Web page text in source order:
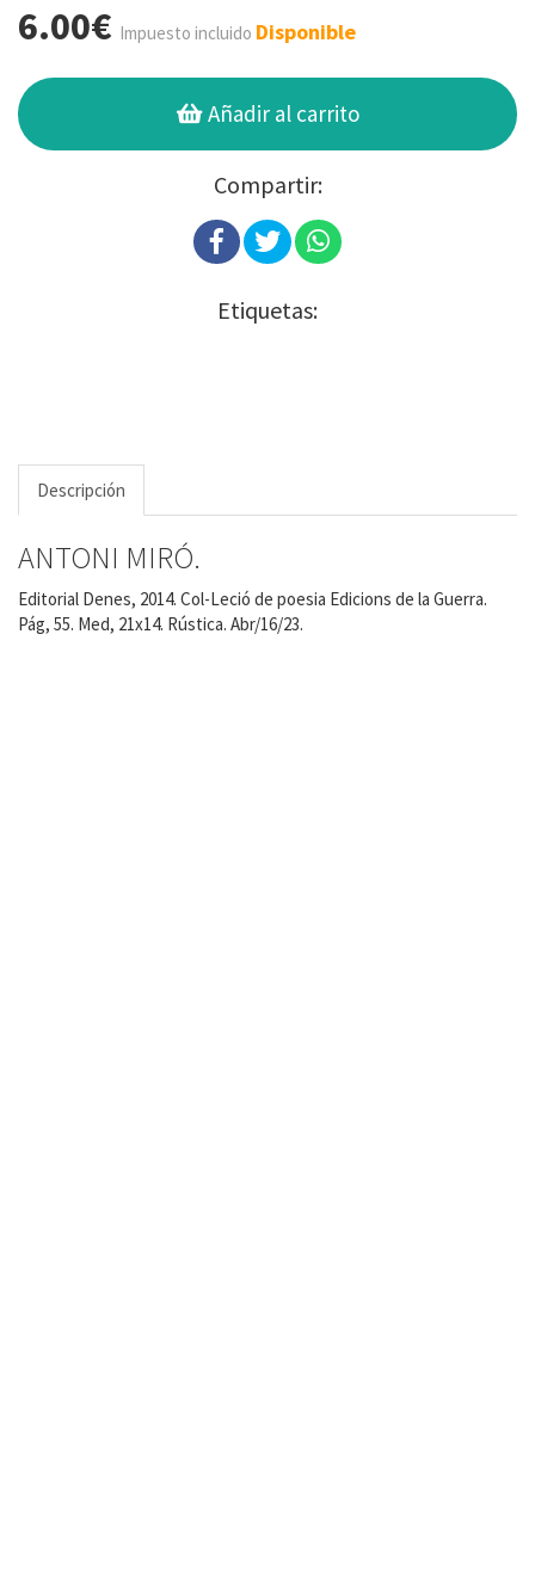
6.00€ Impuesto incluido Disponible
Añadir al carrito
Compartir:
Etiquetas:
Descripción
ANTONI MIRÓ.
Editorial Denes, 2014. Col-Leció de poesia Edicions de la Guerra.
Pág, 55. Med, 21x14. Rústica. Abr/16/23.